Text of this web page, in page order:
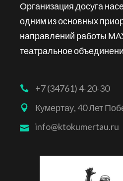
Организация досуга
одним из основных
направлений работы
театральное
+7 (34761) 4-20-30
Кумертау, 40 Лет
info@ktokumertau.ru